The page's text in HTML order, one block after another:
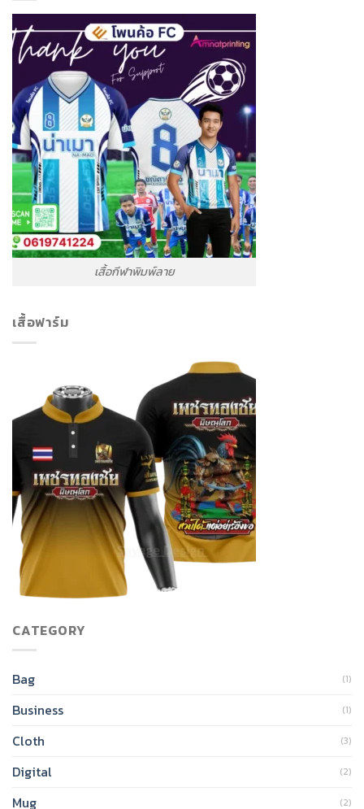
เสื้อกีฬาพิมพ์ลาย
เสื้อฟาร์ม
CATEGORY
Bag (1)
Business (1)
Cloth (3)
Digital (2)
Mug (2)